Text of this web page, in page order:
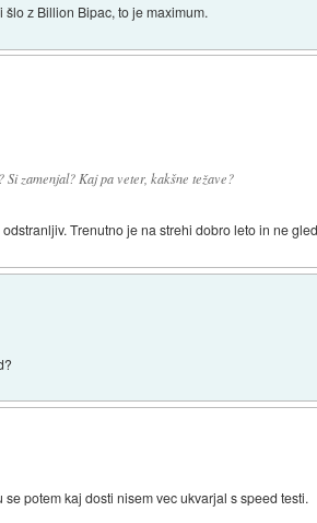
z Billion Bipac, to je maximum.
zamenjal? Kaj pa veter, kakšne težave?
Trenutno je na strehi dobro leto in ne
potem kaj dosti nisem vec ukvarjal s speed testi.